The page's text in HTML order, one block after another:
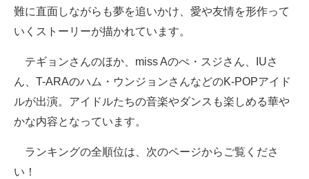
難に直面しながらも夢を追いかけ、愛や友情を形作って
いくストーリーが描かれています。
テギョンさんのほか、miss Aのぺ・スジさん、IUさ
ん、T-ARAのハム・ウンジョンさんなどのK-POPアイド
ルが出演。アイドルたちの音楽やダンスも楽しめる華や
かな内容となっています。
ランキングの全順位は、次のページからご覧くださ
い！